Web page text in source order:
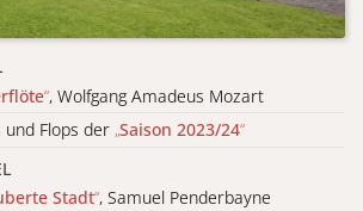
“, Wolfgang Amadeus Mozart
und Flops der „Saison 2023/24“
Stadt“, Samuel Penderbayne